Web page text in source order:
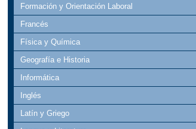
Formación y Orientación Laboral
Francés
Física y Química
Geografía e Historia
Informática
Inglés
Latín y Griego